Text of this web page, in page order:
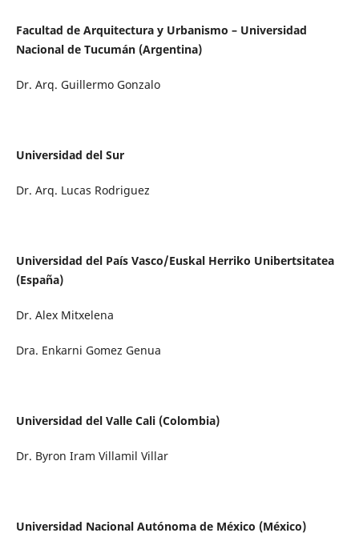
Facultad de Arquitectura y Urbanismo – Universidad
Nacional de Tucumán (Argentina)
Dr. Arq. Guillermo Gonzalo
Universidad del Sur
Dr. Arq. Lucas Rodriguez
Universidad del País Vasco/Euskal Herriko Unibertsitatea
(España)
Dr. Alex Mitxelena
Dra. Enkarni Gomez Genua
Universidad del Valle Cali (Colombia)
Dr. Byron Iram Villamil Villar
Universidad Nacional Autónoma de México (México)